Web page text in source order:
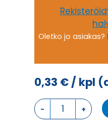
Oletko jo asiakas?
0,33 €/ kpl
O-
RENGAS